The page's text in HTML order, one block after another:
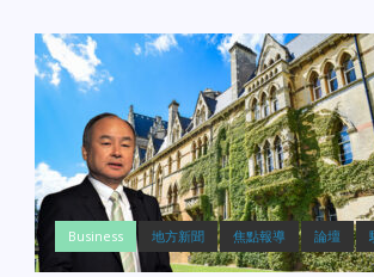
Business 地方新聞 焦點報導 論壇